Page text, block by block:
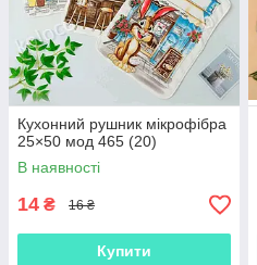
Кухонний рушник мікрофібра
25×50 мод 465 (20)
В наявності
14 ₴ 16 ₴
Купити